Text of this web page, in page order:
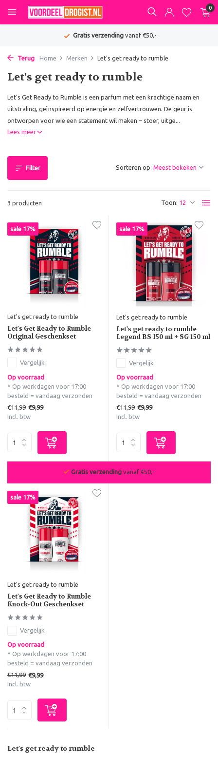
0
Gratis verzendingvanaf €50,-
Terug Home Merken Let's get ready to rumble
Let's get ready to rumble
Let’s Get Ready to Rumble is een parfum met een krachtige naam en
uitstraling, geïnspireerd op energie en zelfvertrouwen. De geur is
ontworpen voor wie een statement wil maken – stoer, uitge...
Lees meer
Filter
3 producten Toon:
Sorteren op:
sale 17%
Let's get ready to rumble
Let's Get Ready to Rumble
Original Geschenkset
Vergelijk
Op voorraad
* Op werkdagen voor 17:00
besteld = vandaag verzonden
€11,99 €9,99
Incl. btw
sale 17%
Let's get ready to rumble
Let's get ready to rumble
Legend BS 150 ml + SG 150 ml
Vergelijk
Op voorraad
* Op werkdagen voor 17:00
besteld = vandaag verzonden
€11,99 €9,99
Incl. btw
Gratis verzending vanaf €50,-
sale 17%
Let's get ready to rumble
Let's Get Ready to Rumble
Knock-Out Geschenkset
Vergelijk
Op voorraad
* Op werkdagen voor 17:00
besteld = vandaag verzonden
€11,99 €9,99
Incl. btw
Let's get ready to rumble